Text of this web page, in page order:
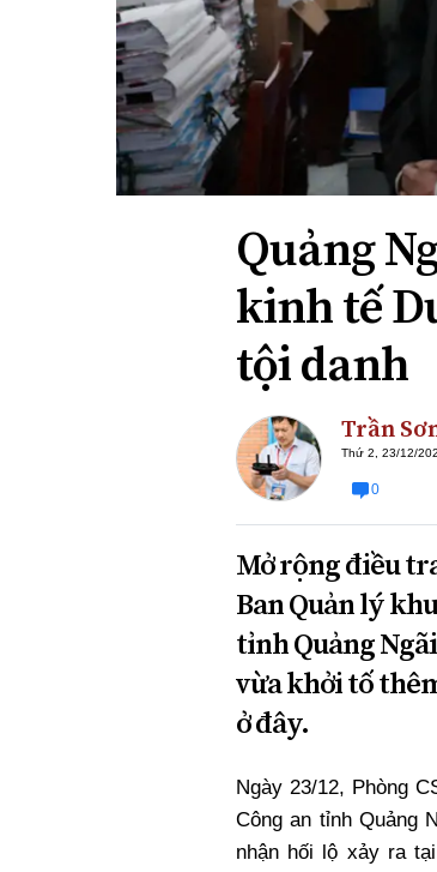
Xi nhan Trái Phải
Bạn đọc viết
Quảng
kinh tế
tội danh
Trần
Thứ 2, 23/12/
0
Mở rộng điều
Ban Quản lý
tỉnh Quảng
vừa khởi tố
ở đây.
Ngày 23/12, Phòng
Công an tỉnh Quảng
nhận hối lộ xảy ra